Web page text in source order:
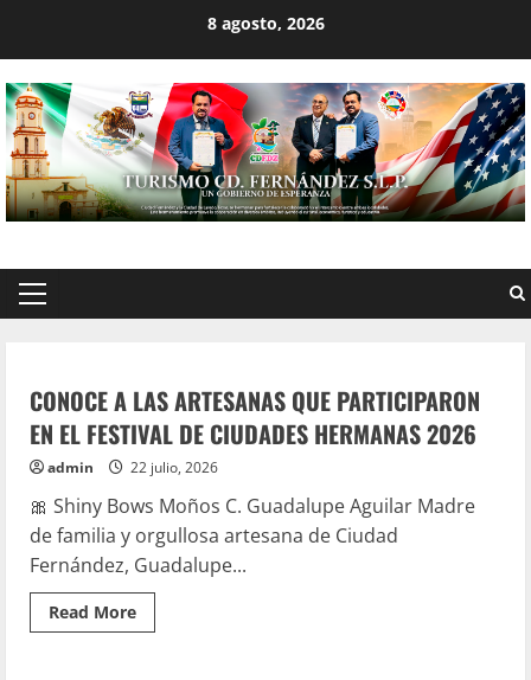
8 agosto, 2026
Primary
CONOCE A LAS ARTESANAS QUE PARTICIPARON
EN EL FESTIVAL DE CIUDADES HERMANAS 2026
admin 22 julio, 2026
🎀 Shiny Bows Moños C. Guadalupe Aguilar Madre
de familia y orgullosa artesana de Ciudad
Fernández, Guadalupe...
Read MoreRead
more
Enlace Internacional